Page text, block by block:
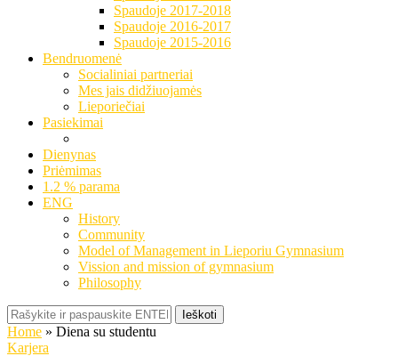
Spaudoje 2017-2018
Spaudoje 2016-2017
Spaudoje 2015-2016
Bendruomenė
Socialiniai partneriai
Mes jais didžiuojamės
Lieporiečiai
Pasiekimai
Dienynas
Priėmimas
1.2 % parama
ENG
History
Community
Model of Management in Lieporiu Gymnasium
Vission and mission of gymnasium
Philosophy
Ieškoti
Home » Diena su studentu
Karjera